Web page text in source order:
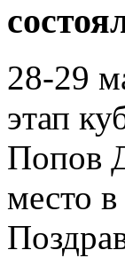
28-29
этап
Попов
место